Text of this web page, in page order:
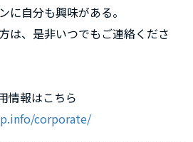
に自分も興味がある。
は、是非いつでもご連絡くださ
情報はこちら
corporate/